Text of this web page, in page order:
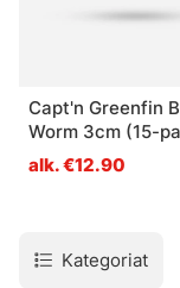
Capt'n Greenfin
Worm 3cm (15-
Kafi
alk. €12.90
Kategoriat